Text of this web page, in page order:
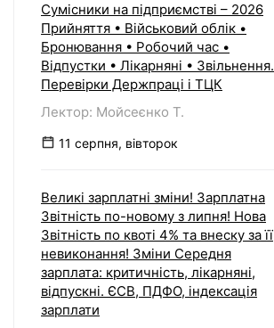
Сумісники на підприємстві – 2026
Прийняття • Військовий облік •
Бронювання • Робочий час •
Відпустки • Лікарняні • Звільнення.
Перевірки Держпраці і ТЦК
Лектор: Мойсеєнко Т.
11 серпня, вівторок
Великі зарплатні зміни! Зарплатна
Звітність по-новому з липня! Нова
Звітність по квоті 4% та внеску за її
невиконання! Зміни Середня
зарплата: критичність, лікарняні,
відпускні. ЄСВ, ПДФО, індексація
зарплати